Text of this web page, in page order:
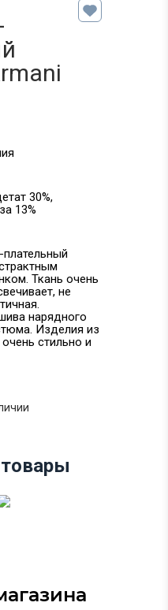
30%,
13%
Ткань очень
не
нарядного
Изделия из
стильно и